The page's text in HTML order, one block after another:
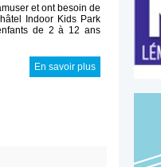
et ont besoin de
Indoor Kids Park
de 2 à 12 ans
En savoir plus